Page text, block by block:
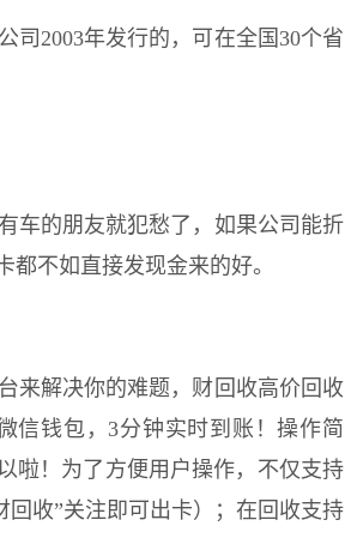
2003年发行的，可在全国30个省
的朋友就犯愁了，如果公司能折
不如直接发现金来的好。
解决你的难题，财回收高价回收
信钱包，3分钟实时到账！操作简
啦！为了方便用户操作，不仅支持
回收”关注即可出卡）；在回收支持